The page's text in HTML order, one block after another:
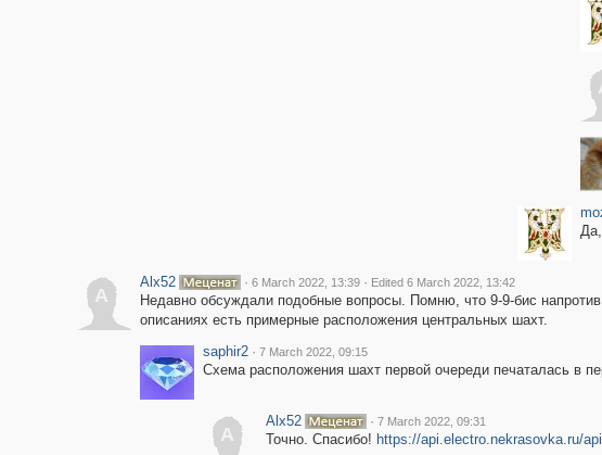
A
Alx52 · 6 March 2022, 13:39 · Edited 6 March 2022, 13:42
Недавно обсуждали подобные вопросы. Помню, что 9-9-бис
описаниях есть примерные расположения центральных шахт.
saphir2 · 7 March 2022, 09:15
Схема расположения шахт первой очереди печаталась в
A
Alx52 · 7 March 2022, 09:31
Точно. Спасибо! https://api.electro.nekrasovka.ru/